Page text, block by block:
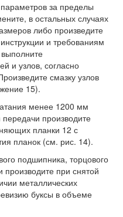
за пределы
в остальных случаях
либо произведите
и требованиям
и узлов, согласно
смазку узлов
15).
менее 1200 мм
производите
планки 12 с
планок (см. рис. 14).
подшипника, торцового
производите при снятой
металлических
буксы в объеме